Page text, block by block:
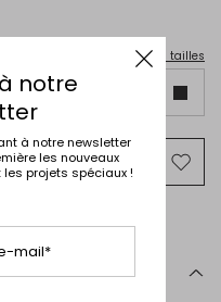
Guide des tailles
notre
à notre newsletter
les nouveaux
projets spéciaux !
mail*